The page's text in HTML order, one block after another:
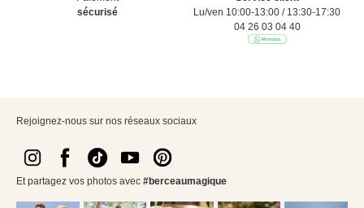
sécurisé
Lu/ven 10:00-13:00 / 13:30-17:30
04 26 03 04 40
Rejoignez-nous sur nos réseaux sociaux
Et partagez vos photos avec #berceaumagique